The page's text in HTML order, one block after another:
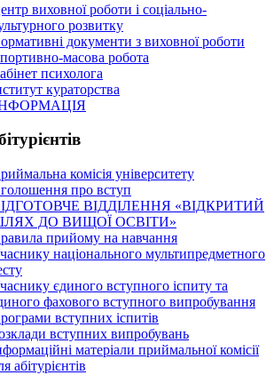
виховної роботи і соціально-
розвитку
документи з виховної роботи
масова робота
психолога
кураторства
комісія університету
про вступ
ВІДДІЛЕННЯ «ВІДКРИТИЙ
ДО ВИЩОЇ ОСВІТИ»
прийому на навчання
національного мультипредметного
єдиного вступного іспиту та
фахового вступного випробування
вступних іспитів
вступних випробувань
матеріали приймальної комісії
абітурієнтів